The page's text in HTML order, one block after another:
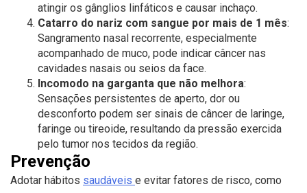
atingir os gânglios linfáticos e causar inchaço.
Catarro do nariz com sangue por mais de 1 mês:
Sangramento nasal recorrente, especialmente
acompanhado de muco, pode indicar câncer nas
cavidades nasais ou seios da face.
Incomodo na garganta que não melhora:
Sensações persistentes de aperto, dor ou
desconforto podem ser sinais de câncer de laringe,
faringe ou tireoide, resultando da pressão exercida
pelo tumor nos tecidos da região.
Prevenção
Adotar hábitos saudáveis e evitar fatores de risco, como